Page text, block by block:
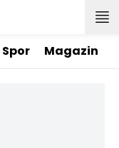
Spor Magazin